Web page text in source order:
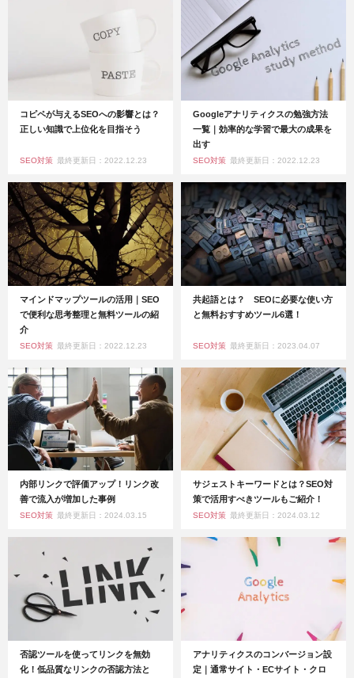
コピペが与えるSEOへの影響とは？
正しい知識で上位化を目指そう
SEO対策 最終更新日：2022.12.23
Googleアナリティクスの勉強方法
一覧｜効率的な学習で最大の成果を
出す
SEO対策 最終更新日：2022.12.23
マインドマップツールの活用｜SEO
で便利な思考整理と無料ツールの紹
介
SEO対策 最終更新日：2022.12.23
共起語とは？ SEOに必要な使い方
と無料おすすめツール6選！
SEO対策 最終更新日：2023.04.07
内部リンクで評価アップ！リンク改
善で流入が増加した事例
SEO対策 最終更新日：2024.03.15
サジェストキーワードとは？SEO対
策で活用すべきツールもご紹介！
SEO対策 最終更新日：2024.03.12
否認ツールを使ってリンクを無効
化！低品質なリンクの否認方法と
アナリティクスのコンバージョン設
定｜通常サイト・ECサイト・クロ